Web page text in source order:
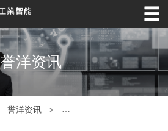
誉洋资讯
誉洋资讯 > 大连誉洋的硬核实力与柔